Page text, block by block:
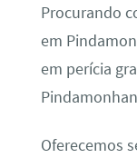
Procurando
em
em perícia
Oferecemos